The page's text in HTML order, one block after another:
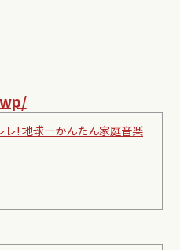
レ! 地球一かんたん家庭音楽